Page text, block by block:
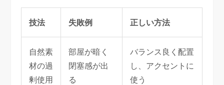
技法 失敗例 正しい方法
自然素
材の過
剰使用
部屋が暗く
閉塞感が出
る
バランス良く配置
し、アクセントに
使う